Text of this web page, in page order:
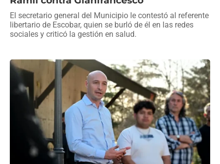
El secretario general del Municipio le contestó al referente
libertario de Escobar, quien se burló de él en las redes
sociales y criticó la gestión en salud.